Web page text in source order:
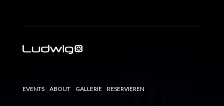
EVENTS ABOUT GALLERIE RESERVIEREN